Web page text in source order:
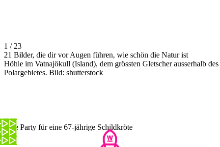
1 / 23
21 Bilder, die dir vor Augen führen, wie schön die Natur ist
Höhle im Vatnajökull (Island), dem grössten Gletscher ausserhalb des
Polargebietes. Bild: shutterstock
Eine Party für eine 67-jährige Schildkröte